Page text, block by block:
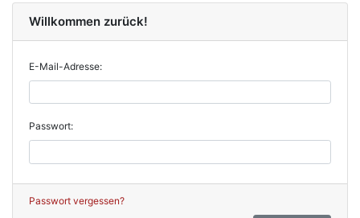
Willkommen zurück!
E-Mail-Adresse:
Passwort:
Passwort vergessen?